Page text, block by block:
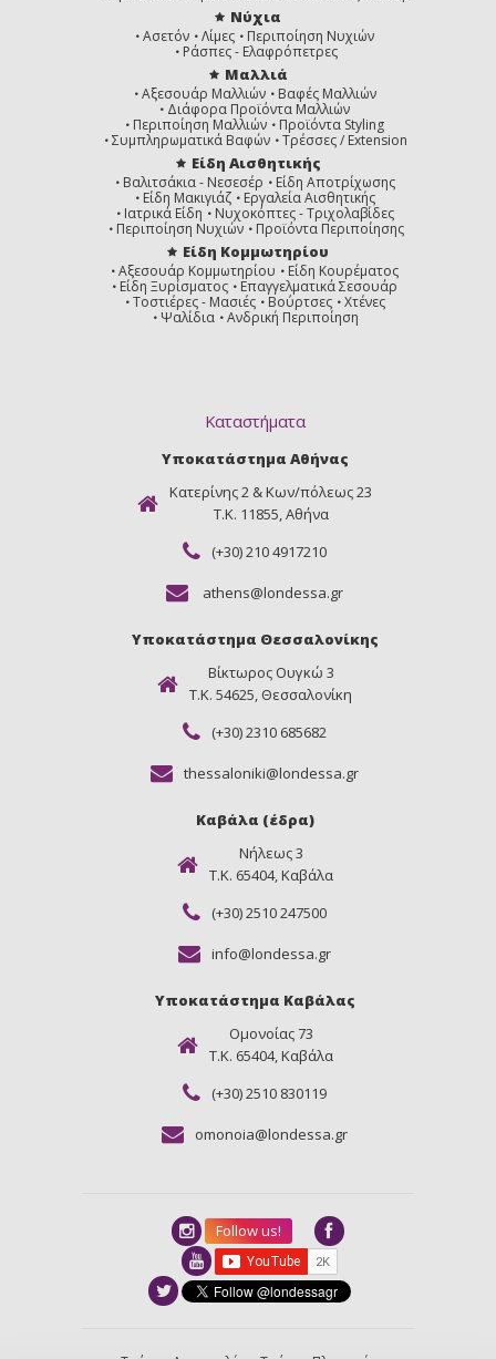
Νύχια
Ασετόν Λίμες
Περιποίηση Νυχιών
Ράσπες - Ελαφρόπετρες
Μαλλιά
Αξεσουάρ Μαλλιών
Βαφές Μαλλιών
Διάφορα Προϊόντα Μαλλιών
Περιποίηση Μαλλιών
Προϊόντα Styling
Συμπληρωματικά Βαφών
Τρέσσες / Extension
Είδη Αισθητικής
Βαλιτσάκια - Νεσεσέρ
Είδη Αποτρίχωσης
Είδη Μακιγιάζ
Εργαλεία Αισθητικής
Ιατρικά Είδη
Νυχοκόπτες - Τριχολαβίδες
Περιποίηση Νυχιών
Προϊόντα Περιποίησης
Είδη Κομμωτηρίου
Αξεσουάρ Κομμωτηρίου
Είδη Κουρέματος
Είδη Ξυρίσματος
Επαγγελματικά Σεσουάρ
Τοστιέρες - Μασιές
Βούρτσες
Χτένες
Ψαλίδια
Ανδρική Περιποίηση
Καταστήματα
Υποκατάστημα Αθήνας
Κατερίνης 2 & Κων/πόλεως 23
Τ.Κ. 11855, Αθήνα
(+30) 210 4917210
athens@londessa.gr
Υποκατάστημα Θεσσαλονίκης
Βίκτωρος Ουγκώ 3
Τ.Κ. 54625, Θεσσαλονίκη
(+30) 2310 685682
thessaloniki@londessa.gr
Καβάλα (έδρα)
Νήλεως 3
Τ.Κ. 65404, Καβάλα
(+30) 2510 247500
info@londessa.gr
Υποκατάστημα Καβάλας
Ομονοίας 73
Τ.Κ. 65404, Καβάλα
(+30) 2510 830119
omonoia@londessa.gr
Follow us!